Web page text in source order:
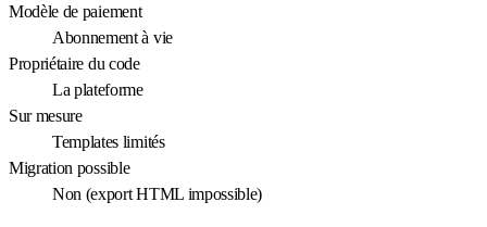
Modèle de paiement
Abonnement à vie
Propriétaire du code
La plateforme
Sur mesure
Templates limités
Migration possible
Non (export HTML impossible)